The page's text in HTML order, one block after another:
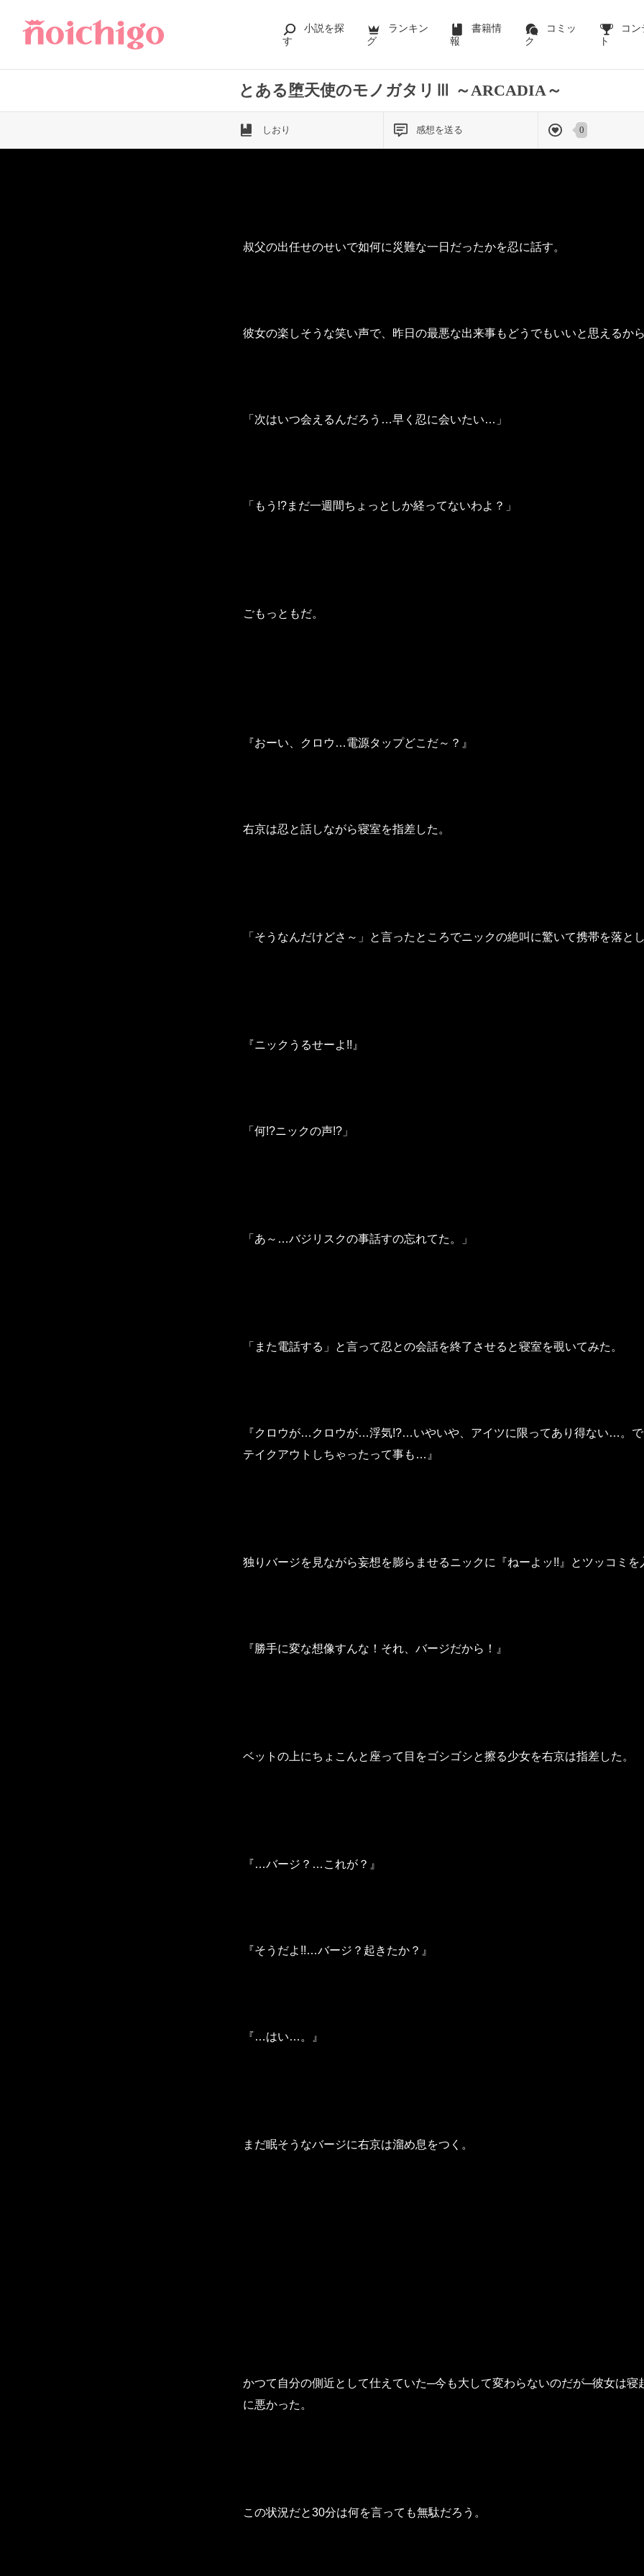
小説を探
す
ランキン
グ
書籍情
報
コミッ
ク
コン
ト
とある堕天使のモノガタリⅢ ～ARCADIA～
しおり 感想を送る 0
叔父の出任せのせいで如何に災難な一日だったかを忍に話す。
彼女の楽しそうな笑い声で、昨日の最悪な出来事もどうでもいいと思えるから
「次はいつ会えるんだろう…早く忍に会いたい…」
「もう!?まだ一週間ちょっとしか経ってないわよ？」
ごもっともだ。
『おーい、クロウ…電源タップどこだ～？』
右京は忍と話しながら寝室を指差した。
「そうなんだけどさ～」と言ったところでニックの絶叫に驚いて携帯を落と
『ニックうるせーよ!!』
「何!?ニックの声!?」
「あ～…バジリスクの事話すの忘れてた。」
「また電話する」と言って忍との会話を終了させると寝室を覗いてみた。
『クロウが…クロウが…浮気!?…いやいや、アイツに限ってあり得ない…。で
テイクアウトしちゃったって事も…』
独りバージを見ながら妄想を膨らませるニックに『ねーよッ!!』とツッコミを
『勝手に変な想像すんな！それ、バージだから！』
ベットの上にちょこんと座って目をゴシゴシと擦る少女を右京は指差した。
『…バージ？…これが？』
『そうだよ!!…バージ？起きたか？』
『…はい…。』
まだ眠そうなバージに右京は溜め息をつく。
かつて自分の側近として仕えていた─今も大して変わらないのだが─彼女は寝
に悪かった。
この状況だと30分は何を言っても無駄だろう。